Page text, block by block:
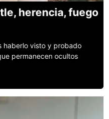
herencia, fuego
haberlo visto y probado
permanecen ocultos